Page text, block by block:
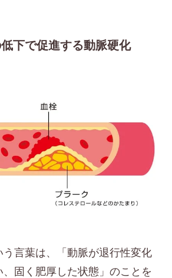
下で促進する動脈硬化
う言葉は、「動脈が退行性変化
固く肥厚した状態」のことを